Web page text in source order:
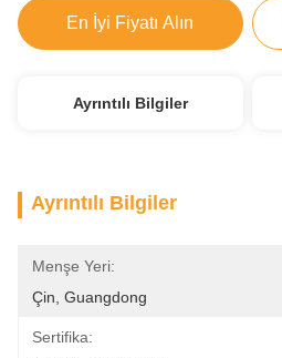
En İyi Fiyatı Alın
Ayrıntılı Bilgiler
Ayrıntılı Bilgiler
Menşe Yeri:
Çin, Guangdong
Sertifika: